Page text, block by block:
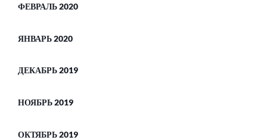
ФЕВРАЛЬ 2020
ЯНВАРЬ 2020
ДЕКАБРЬ 2019
НОЯБРЬ 2019
ОКТЯБРЬ 2019